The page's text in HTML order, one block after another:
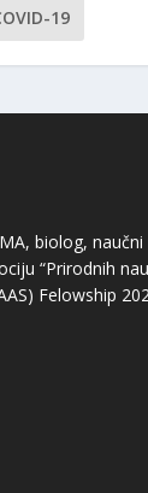
19
biolog,
“Prirodnih
Felowship